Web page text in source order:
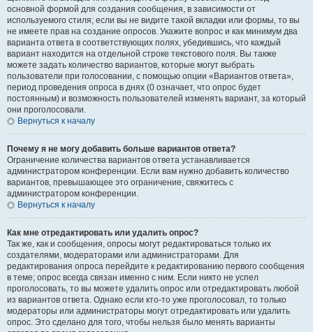
основной формой для создания сообщения, в зависимости от
используемого стиля; если вы не видите такой вкладки или формы, то вы
не имеете прав на создание опросов. Укажите вопрос и как минимум два
варианта ответа в соответствующих полях, убедившись, что каждый
вариант находится на отдельной строке текстового поля. Вы также
можете задать количество вариантов, которые могут выбрать
пользователи при голосовании, с помощью опции «Вариантов ответа»,
период проведения опроса в днях (0 означает, что опрос будет
постоянным) и возможность пользователей изменять вариант, за который
они проголосовали.
Вернуться к началу
Почему я не могу добавить больше вариантов ответа?
Ограничение количества вариантов ответа устанавливается
администратором конференции. Если вам нужно добавить количество
вариантов, превышающее это ограничение, свяжитесь с
администратором конференции.
Вернуться к началу
Как мне отредактировать или удалить опрос?
Так же, как и сообщения, опросы могут редактироваться только их
создателями, модераторами или администраторами. Для
редактирования опроса перейдите к редактированию первого сообщения
в теме; опрос всегда связан именно с ним. Если никто не успел
проголосовать, то вы можете удалить опрос или отредактировать любой
из вариантов ответа. Однако если кто-то уже проголосовал, то только
модераторы или администраторы могут отредактировать или удалить
опрос. Это сделано для того, чтобы нельзя было менять варианты